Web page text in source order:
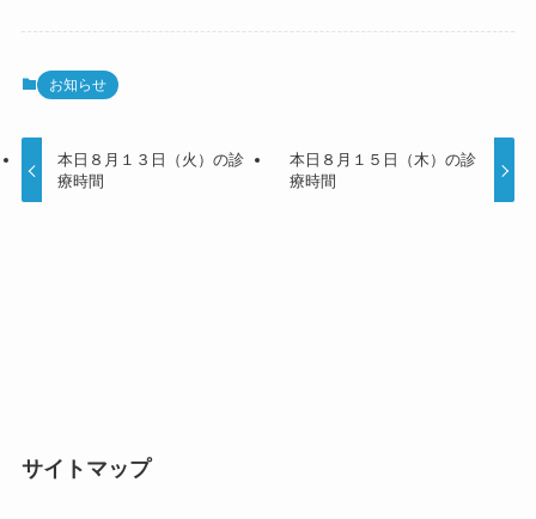
お知らせ
本日８月１３日（火）の診
療時間
本日８月１５日（木）の診
療時間
サイトマップ